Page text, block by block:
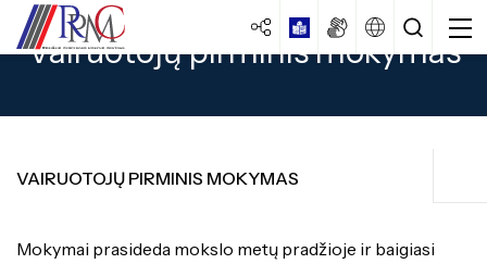
Centro strategija
Vairuotojų pirminis mokymas
VAIRUOTOJŲ PIRMINIS MOKYMAS
Mokymai prasideda mokslo metų pradžioje ir baigiasi